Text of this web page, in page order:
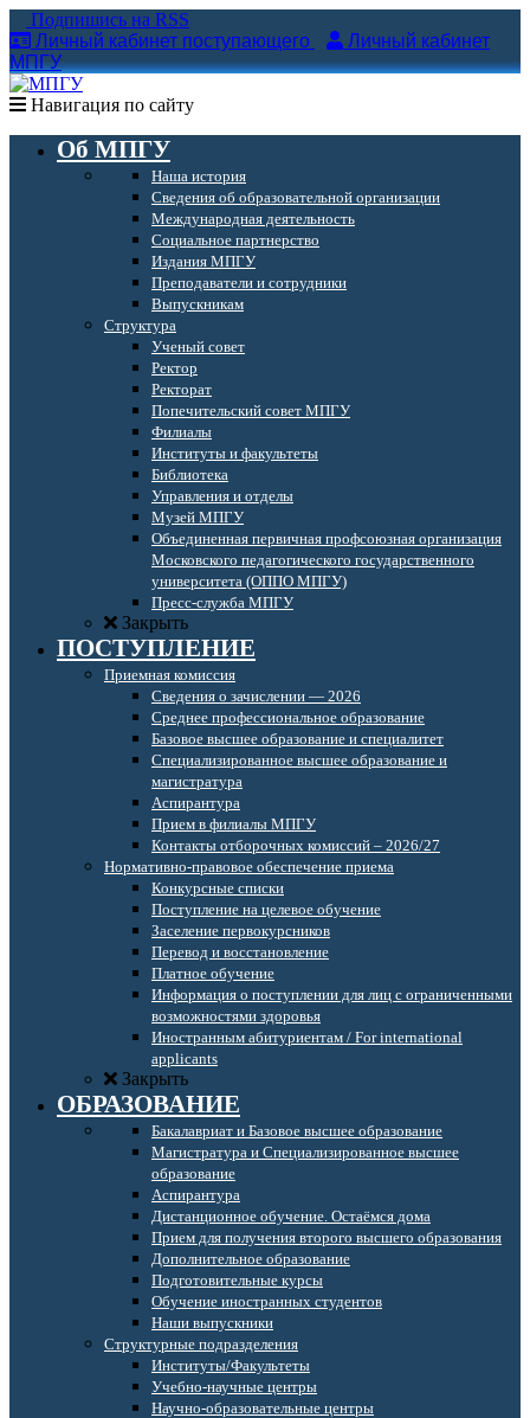
Подпишись на RSS
Личный кабинет поступающего
Личный кабинет
МПГУ
Навигация по сайту
Об МПГУ
Наша история
Сведения об образовательной организации
Международная деятельность
Социальное партнерство
Издания МПГУ
Преподаватели и сотрудники
Выпускникам
Структура
Ученый совет
Ректор
Ректорат
Попечительский совет МПГУ
Филиалы
Институты и факультеты
Библиотека
Управления и отделы
Музей МПГУ
Объединенная первичная профсоюзная организация
Московского педагогического государственного
университета (ОППО МПГУ)
Пресс-служба МПГУ
Закрыть
ПОСТУПЛЕНИЕ
Приемная комиссия
Сведения о зачислении — 2026
Среднее профессиональное образование
Базовое высшее образование и специалитет
Специализированное высшее образование и
магистратура
Аспирантура
Прием в филиалы МПГУ
Контакты отборочных комиссий – 2026/27
Нормативно-правовое обеспечение приема
Конкурсные списки
Поступление на целевое обучение
Заселение первокурсников
Перевод и восстановление
Платное обучение
Информация о поступлении для лиц с ограниченными
возможностями здоровья
Иностранным абитуриентам / For international
applicants
Закрыть
ОБРАЗОВАНИЕ
Бакалавриат и Базовое высшее образование
Магистратура и Специализированное высшее
образование
Аспирантура
Дистанционное обучение. Остаёмся дома
Прием для получения второго высшего образования
Дополнительное образование
Подготовительные курсы
Обучение иностранных студентов
Наши выпускники
Структурные подразделения
Институты/Факультеты
Учебно-научные центры
Научно-образовательные центры